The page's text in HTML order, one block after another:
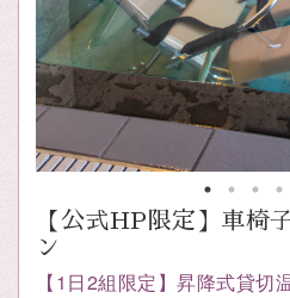
【公式HP限定】車椅
ン
【1日2組限定】昇降式貸切